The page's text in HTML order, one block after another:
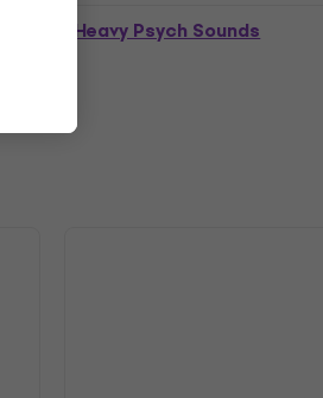
Heavy Psych Sounds